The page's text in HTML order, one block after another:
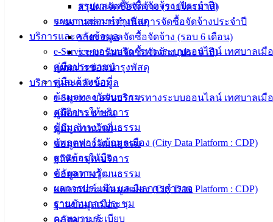
รายงานผลจัดซื้อจัดจ้าง (ประจำปี)
แผนการซ่อมบำรุงพัสดุ
บริการและคลังข้อมูล
e-Service ขอรับบริการทางระบบออนไลน์ เทศบาลเมื
คู่มือประชาชน
คู่มือเจ้าหน้าที่
ข้อมูลทางวัฒนธรรม
สถิติการให้บริการ
ข้อมูลทางวัฒนธรรม
แพลตฟอร์มข้อมูลเมือง (City Data Platform : CDP)
ฐานข้อมูลเมือง
คลังความรู้
ผลการประเมิน และผลการสำรวจ
รายงานการประชุม
กฎหมาย ระเบียบ
สรุปผลจัดซื้อจัดจ้าง (รายไตรมาส)
รายงานผลการดำเนินการจัดซื้อจัดจ้างประจำปี
รายงานผลจัดซื้อจัดจ้าง (รอบ 6 เดือน)
รายงานผลจัดซื้อจัดจ้าง (ประจำปี)
แผนการซ่อมบำรุงพัสดุ
บริการและคลังข้อมูล
e-Service ขอรับบริการทางระบบออนไลน์ เทศบาลเมื
คู่มือประชาชน
คู่มือเจ้าหน้าที่
ข้อมูลทางวัฒนธรรม
สถิติการให้บริการ
ข้อมูลทางวัฒนธรรม
แพลตฟอร์มข้อมูลเมือง (City Data Platform : CDP)
ฐานข้อมูลเมือง
คลังความรู้
ประชาชน
ดาวน์โหลด
ฟอร์ม,
เอกสาร
สำหรับ
ประชาชน/
คู่มือการ
ปฏิบัติ
ข่าวสาร